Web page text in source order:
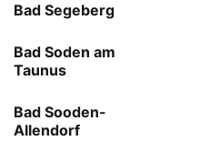
Bad Segeberg
Bad Soden am
Taunus
Bad Sooden-
Allendorf